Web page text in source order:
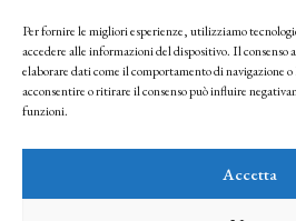
Per fornire le migliori esperienze, utilizziamo
accedere alle informazioni del dispositivo. Il consenso
elaborare dati come il comportamento di navigazione
acconsentire o ritirare il consenso può influire
funzioni.
Accetta
Facendo clic per iscriverti, riconosci che le tue
seguendo la nostra Privacy Policy
© 2025 Istituto Matteucci. All right reserved
l’autorizzazione scritta dei proprietari dei diritti e